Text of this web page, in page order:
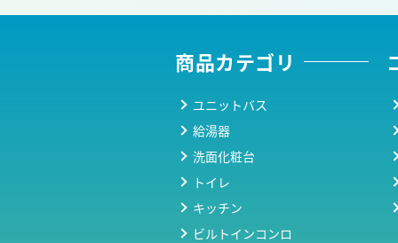
商品カテゴリ
ユニットバス
給湯器
洗面化粧台
トイレ
キッチン
ビルトインコンロ